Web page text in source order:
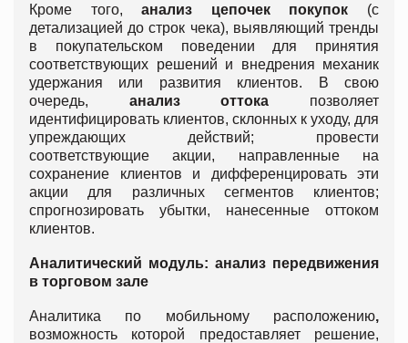
Кроме того,анализ цепочек покупок (с
детализацией до строк чека), выявляющий тренды
в покупательском поведении для принятия
соответствующих решений и внедрения механик
удержания или развития клиентов. В свою
очередь, анализ оттока позволяет
идентифицировать клиентов, склонных к уходу, для
упреждающих действий; провести
соответствующие акции, направленные на
сохранение клиентов и дифференцировать эти
акции для различных сегментов клиентов;
спрогнозировать убытки, нанесенные оттоком
клиентов.
Аналитический модуль: анализ передвижения
в торговом зале
Аналитика по мобильному расположению,
возможность которой предоставляет решение,